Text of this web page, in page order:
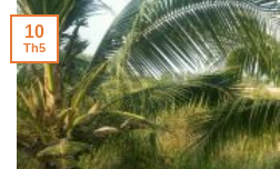
10
Th5